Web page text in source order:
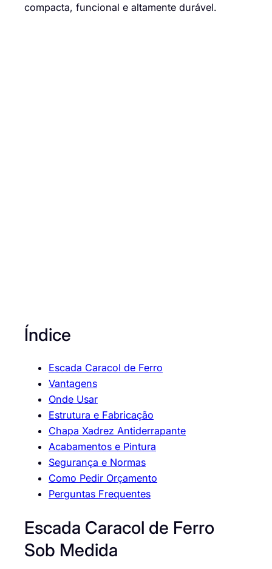
compacta, funcional e altamente durável.
Índice
Escada Caracol de Ferro
Vantagens
Onde Usar
Estrutura e Fabricação
Chapa Xadrez Antiderrapante
Acabamentos e Pintura
Segurança e Normas
Como Pedir Orçamento
Perguntas Frequentes
Escada Caracol de Ferro
Sob Medida